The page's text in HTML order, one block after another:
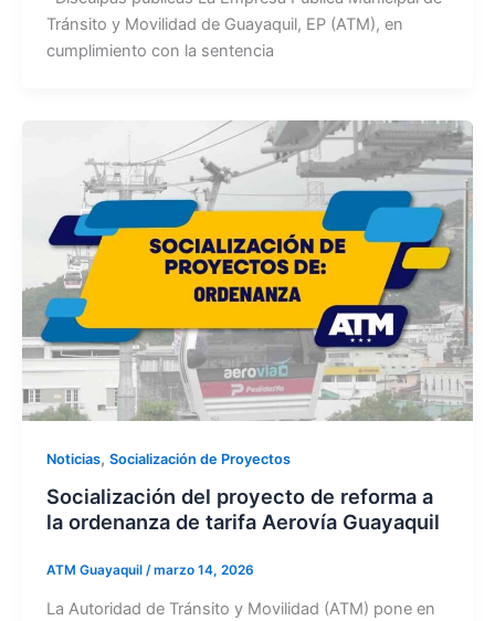
Tránsito y Movilidad de Guayaquil, EP (ATM), en
cumplimiento con la sentencia
Noticias, Socialización de Proyectos
Socialización del proyecto de reforma a
la ordenanza de tarifa Aerovía Guayaquil
ATM Guayaquil /marzo 14, 2026
La Autoridad de Tránsito y Movilidad (ATM) pone en